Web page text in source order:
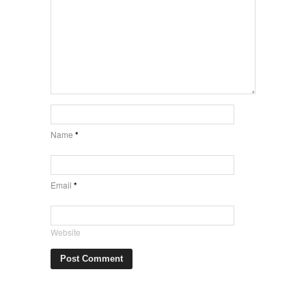
Name *
Email *
Website